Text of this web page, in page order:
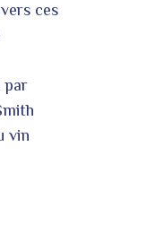
ces
par
vin